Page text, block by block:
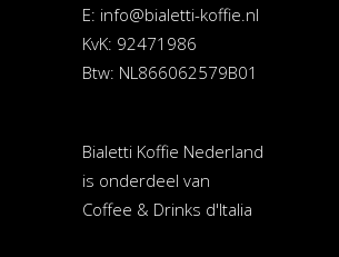
E: info@bialetti-koffie.nl
KvK: 92471986
Btw: NL866062579B01
Bialetti Koffie Nederland
is onderdeel van
Coffee & Drinks d'Italia